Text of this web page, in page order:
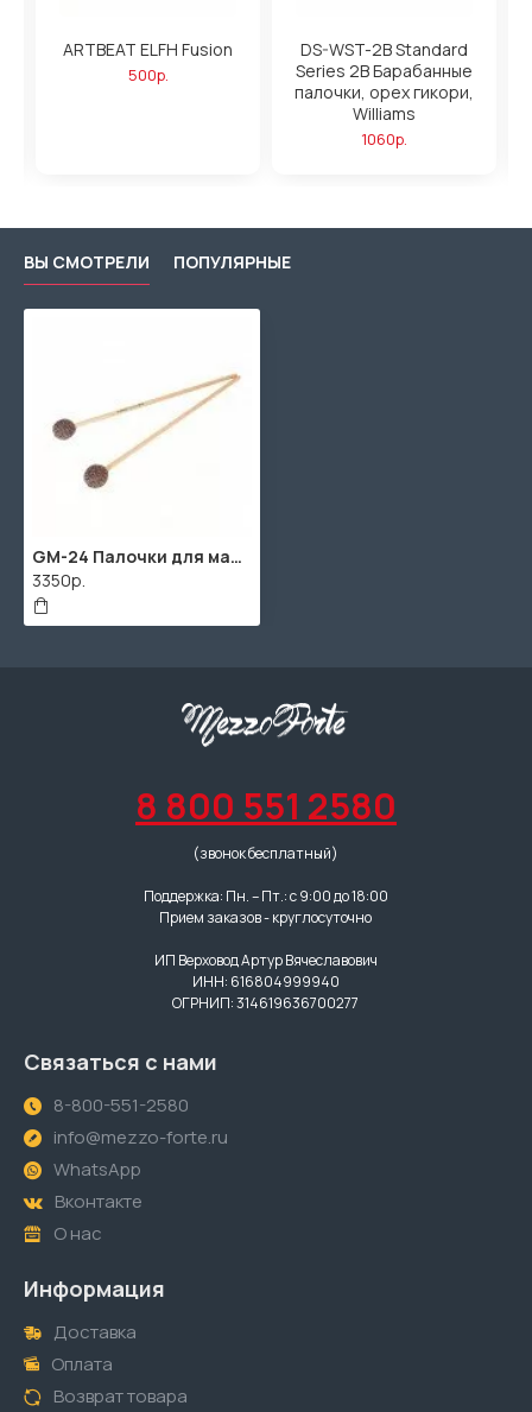
ARTBEAT ELFH Fusion
500р.
DS-WST-2B Standard
Series 2B Барабанные
палочки, орех гикори,
Williams
1060р.
ВЫ СМОТРЕЛИ ПОПУЛЯРНЫЕ
GM-24 Палочки для маримбы, средняя жесткость, Grig
3350р.
8 800 551 2580
(звонок бесплатный)
Поддержка: Пн. – Пт.: с 9:00 до 18:00
Прием заказов - круглосуточно
ИП Верховод Артур Вячеславович
ИНН: 616804999940
ОГРНИП: 314619636700277
Связаться с нами
8-800-551-2580
info@mezzo-forte.ru
WhatsApp
Вконтакте
О нас
Информация
Доставка
Оплата
Возврат товара